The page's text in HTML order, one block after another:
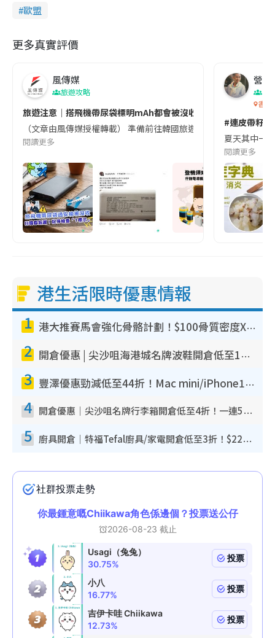
歐盟
更多真實評價
風傳媒
旅遊攻略
旅遊注意｜搭飛機帶尿袋標明mAh都會被沒收😱出發前切記檢查
（文章由風傳媒授權轉載） 準備前往韓國旅遊的民眾，近期要
閱讀更多
營養
香港
#連皮帶籽
夏天其中一
閱讀更多
港生活限時優惠情報
1 港大推賽馬會強化骨骼計劃！$100骨質密度X光檢查 完成免費運動訓練送超市禮券！附參加資格
2 開倉優惠 | 尖沙咀海港城名牌波鞋開倉低至1折！On鞋$899起／Joy&Peace鞋履$98起
3 豐澤優惠勁減低至44折！Mac mini/iPhone17Pro大減價！廚房家電$220起
4 開倉優惠｜尖沙咀名牌行李箱開倉低至4折！一連5日 American Tourister/ace./Hallmark $200起！
5 廚具開倉｜特福Tefal廚具/家電開倉低至3折！$220起買平底鍋/炒鑊/湯煲！電飯煲/吸塵機/燙斗$418起